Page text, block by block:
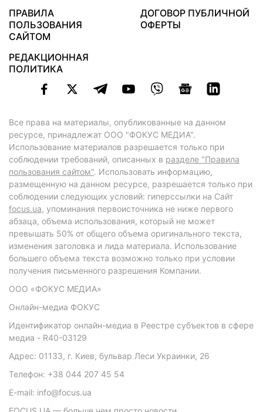
ПРАВИЛА
ПОЛЬЗОВАНИЯ
САЙТОМ
ДОГОВОР ПУБЛИЧНОЙ
ОФЕРТЫ
РЕДАКЦИОННАЯ
ПОЛИТИКА
Все права на материалы, опубликованные на данном
ресурсе, принадлежат ООО "ФОКУС МЕДИА".
Использование материалов разрешается только при
соблюдении требований, описанных в разделе "Правила
пользования сайтом". Использовать информацию,
размещенную на данном ресурсе, разрешается только при
соблюдении следующих условий: гиперссылки на Сайт
focus.ua, упоминания первоисточника не ниже первого
абзаца, объема использования, который не может
превышать 50% от общего объема оригинального текста,
изменения заголовка и лида материала. Использование
большего объема текста возможно только при условии
получения письменного разрешения Компании.
ООО «ФОКУС МЕДИА»
Онлайн-медиа ФОКУС
Идентификатор онлайн-медиа в Реестре субъектов в сфере
медиа - R40-03129
Адрес: 01133, г. Киев, бульвар Леси Украинки, 26
Телефон: +38 044 207 45 54
E-mail: info@focus.ua